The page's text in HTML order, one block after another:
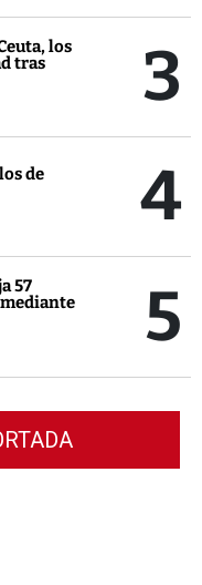
los
tras
3
de
4
57
5